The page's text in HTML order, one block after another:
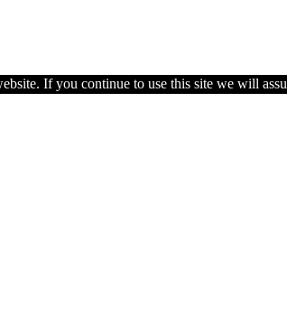
If you continue to use this site we will